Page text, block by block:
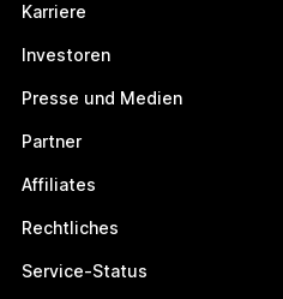
Karriere
Investoren
Presse und Medien
Partner
Affiliates
Rechtliches
Service-Status